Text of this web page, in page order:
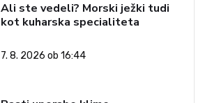
Ali ste vedeli? Morski ježki tudi
kot kuharska specialiteta
7. 8. 2026 ob 16:44